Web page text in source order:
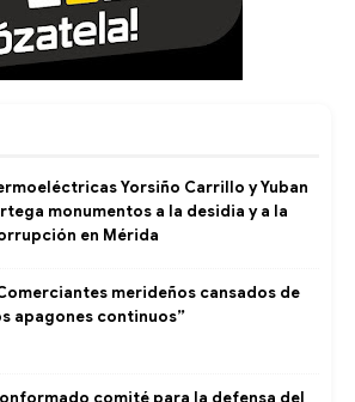
Yorsiño Carrillo y Yuban
monumentos a la desidia y a la
en Mérida
merideños cansados de
apagones continuos”